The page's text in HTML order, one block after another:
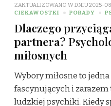
ZAKTUALIZOWANO W DNIU2025-
CIEKAWOSTKI
PORADY
Dlaczego
partnera?
miłosnych
Wybory miłosne to
fascynujących i
ludzkiej psychiki. Kiedy